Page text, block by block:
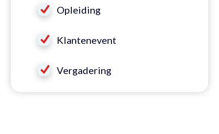
Opleiding
Klantenevent
Vergadering